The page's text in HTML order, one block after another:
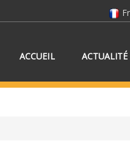
ACCUEIL ACTUALITÉ